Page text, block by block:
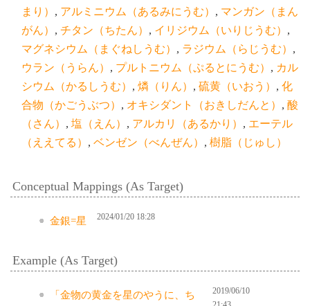
まり） , アルミニウム（あるみにうむ） , マンガン（まん
がん） , チタン（ちたん） , イリジウム（いりじうむ） ,
マグネシウム（まぐねしうむ） , ラジウム（らじうむ） ,
ウラン（うらん） , プルトニウム（ぷるとにうむ） , カル
シウム（かるしうむ） , 燐（りん） , 硫黄（いおう） , 化
合物（かごうぶつ） , オキシダント（おきしだんと） , 酸
（さん） , 塩（えん） , アルカリ（あるかり） , エーテル
（ええてる） , ベンゼン（べんぜん） , 樹脂（じゅし）
Conceptual Mappings (As Target)
金銀=星 2024/01/20 18:28
Example (As Target)
「金物の黄金を星のやうに、ち
2019/06/10